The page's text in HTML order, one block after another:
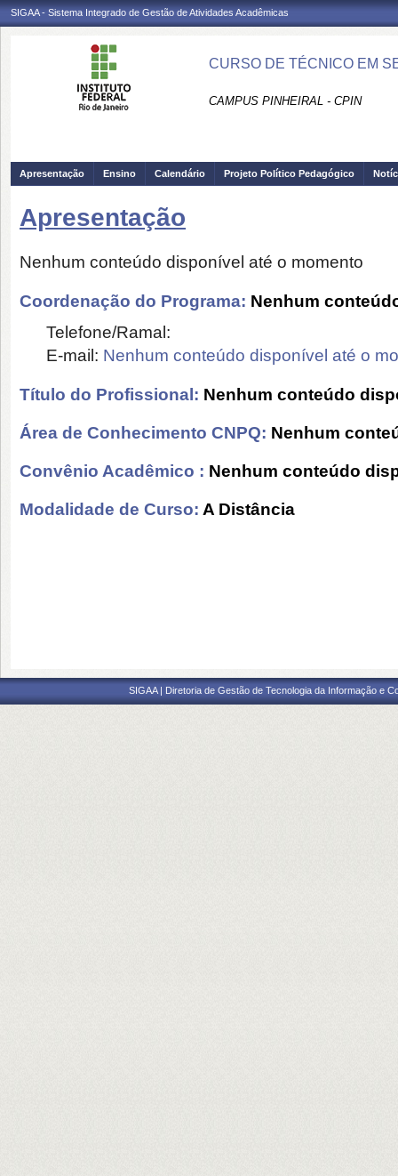
SIGAA - Sistema Integrado de Gestão de Atividades Acadêmicas
CURSO DE TÉCNICO EM
CAMPUS PINHEIRAL - CPIN
Apresentação Ensino Calendário Projeto Político Pedagógico
Apresentação
Nenhum conteúdo disponível até o momento
Coordenação do Programa: Nenhum
Telefone/Ramal:
E-mail: Nenhum conteúdo disponível até o
Título do Profissional: Nenhum conteúdo
Área de Conhecimento CNPQ: Nenhum
Convênio Acadêmico : Nenhum conteúdo
Modalidade de Curso: A Distância
SIGAA | Diretoria de Gestão de Tecnologia da Informação e